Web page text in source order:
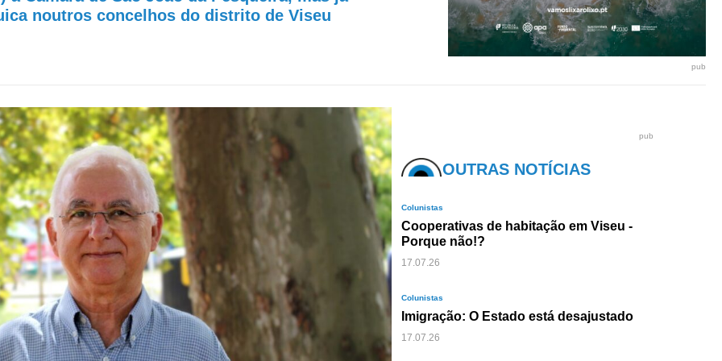
noutros concelhos do distrito de Viseu
pub
pub
OUTRAS NOTÍCIAS
Colunistas
Cooperativas de habitação em Viseu -
Porque não!?
17.07.26
Colunistas
Imigração: O Estado está desajustado
17.07.26